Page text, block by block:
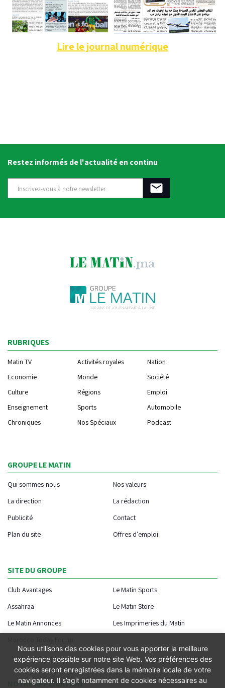
Lire le journal numérique
Restez informés de l'actualité en continu
RUBRIQUES
Matin TV Activités royales
Nation
Economie
Monde
Société
Culture
Régions
Emploi
Enseignement
Sports
Automobile
Chroniques
Nos Spéciaux Podcast
GROUPE LE MATIN
Qui sommes-nous
Nos valeurs
La direction
La rédaction
Publicité
Contact
Plan du site
Offres d'emploi
SITE DU GROUPE
Club Avantages
Le Matin Sports
Assahraa
Le Matin Store
Le Matin Annonces
Les Imprimeries du Matin
NOTRE APPLICATION
Nous utilisons des cookies pour vous apporter la meilleure
expérience possible sur notre site Web. Vos préférences des
cookies seront enregistrées dans la mémoire locale de votre
navigateur. Il s’agit notamment de cookies nécessaires au